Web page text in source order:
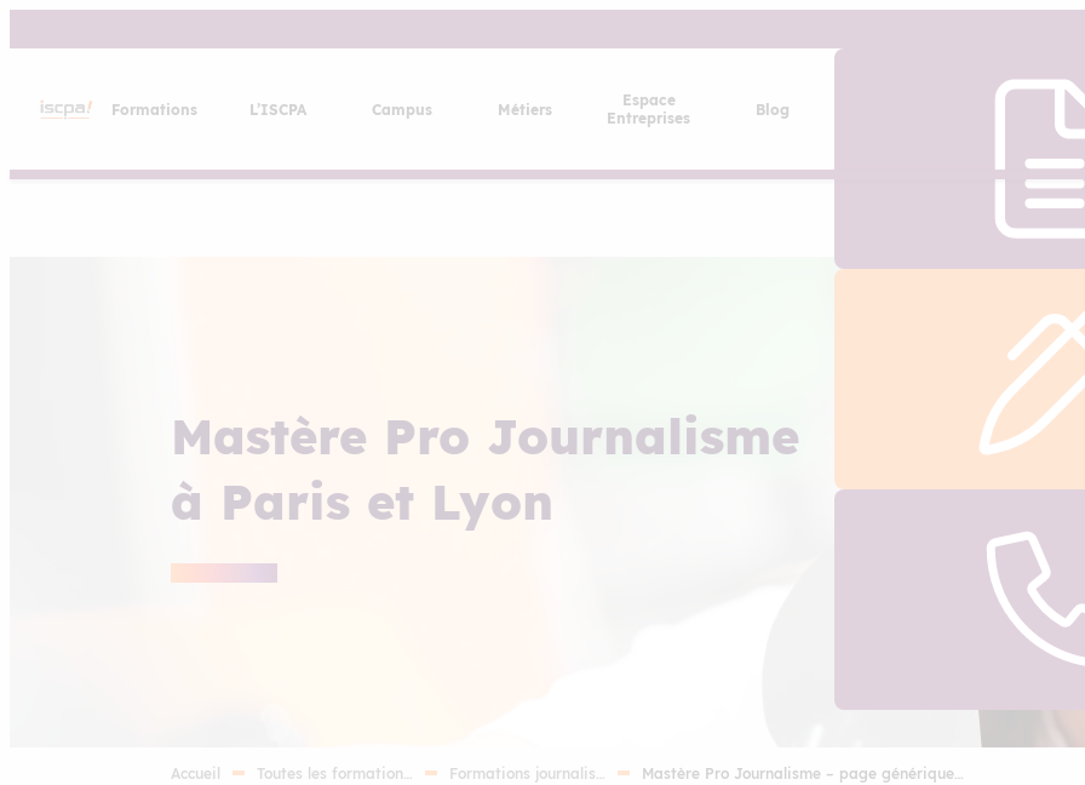
au
Formations L’ISCPA Campus Métiers
Espace
Entreprises
Blog
Mastère Pro Journalisme
à Paris et Lyon
Accueil Toutes les formation… Formations journalis… Mastère Pro Journalisme – page générique…